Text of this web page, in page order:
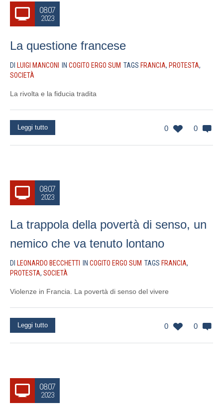
08.07
2023
La questione francese
DI LUIGI MANCONI IN COGITO ERGO SUM TAGS FRANCIA, PROTESTA,
SOCIETÀ
La rivolta e la fiducia tradita
0 0
Leggi tutto
08.07
2023
La trappola della povertà di senso, un
nemico che va tenuto lontano
DI LEONARDO BECCHETTI IN COGITO ERGO SUM TAGS FRANCIA,
PROTESTA, SOCIETÀ
Violenze in Francia. La povertà di senso del vivere
0 0
Leggi tutto
08.07
2023